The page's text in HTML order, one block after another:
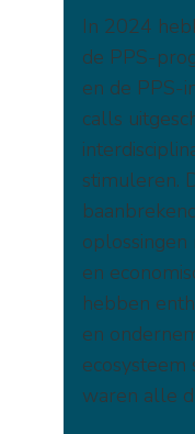
In 2024
de PPS-
en de PPS-
calls
stimuleren.
en
hebben
en
ecosysteem
waren alle